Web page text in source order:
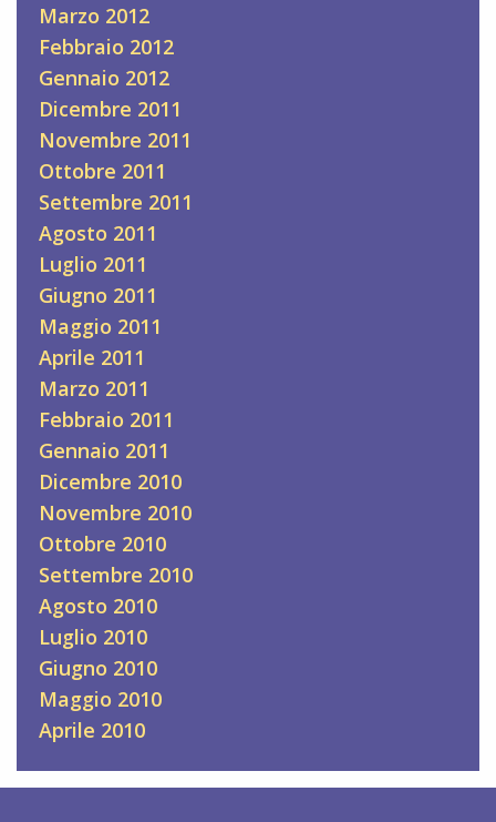
Marzo 2012
Febbraio 2012
Gennaio 2012
Dicembre 2011
Novembre 2011
Ottobre 2011
Settembre 2011
Agosto 2011
Luglio 2011
Giugno 2011
Maggio 2011
Aprile 2011
Marzo 2011
Febbraio 2011
Gennaio 2011
Dicembre 2010
Novembre 2010
Ottobre 2010
Settembre 2010
Agosto 2010
Luglio 2010
Giugno 2010
Maggio 2010
Aprile 2010